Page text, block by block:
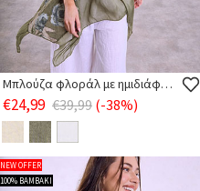
Μπλούζα φλοράλ με ημιδιάφανο τελείωμα
€24,99 €39,99 (-38%)
NEW OFFER
100% ΒΑΜΒΑΚΙ